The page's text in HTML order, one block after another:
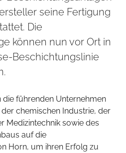
seine Fertigung
Die
können nun vor Ort in
Beschichtungslinie
führenden Unternehmen
chemischen Industrie, der
Medizintechnik sowie des
auf die
Horn, um ihren Erfolg zu